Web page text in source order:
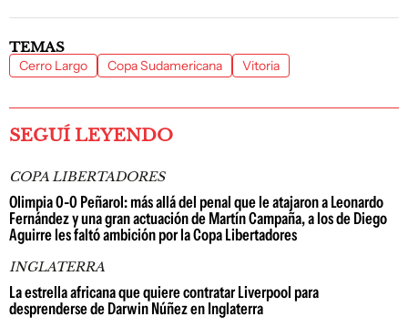
TEMAS
Cerro Largo Copa Sudamericana Vitoria
SEGUÍ LEYENDO
COPA LIBERTADORES
Olimpia 0-0 Peñarol: más allá del penal que le atajaron a Leonardo
Fernández y una gran actuación de Martín Campaña, a los de Diego
Aguirre les faltó ambición por la Copa Libertadores
INGLATERRA
La estrella africana que quiere contratar Liverpool para
desprenderse de Darwin Núñez en Inglaterra